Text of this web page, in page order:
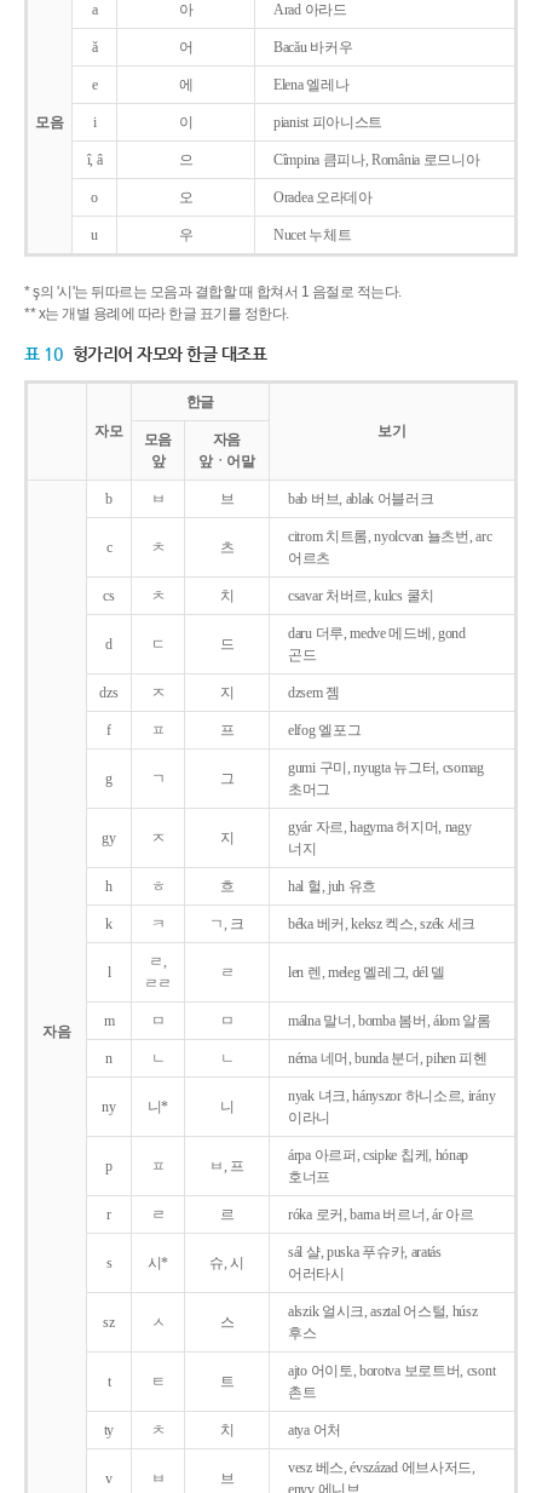
모음
a 아 Arad 아라드
ǎ 어 Bacǎu 바커우
e 에 Elena 엘레나
i 이 pianist 피아니스트
î, â 으 Cîmpina 큼피나, România 로므니아
o 오 Oradea 오라데아
u 우 Nucet 누체트
* ş의 '시'는 뒤따르는 모음과 결합할 때 합쳐서 1 음절로 적는다.
** x는 개별 용례에 따라 한글 표기를 정한다.
표 10 헝가리어 자모와 한글 대조표
자모
한글
보기
모음
앞
자음
앞ㆍ어말
자음
b ㅂ 브 bab 버브, ablak 어블러크
c ㅊ 츠
citrom 치트롬, nyolcvan 뇰츠번, arc
어르츠
cs ㅊ 치 csavar 처버르, kulcs 쿨치
d ㄷ 드
daru 더루, medve 메드베, gond
곤드
dzs ㅈ 지 dzsem 젬
f ㅍ 프 elfog 엘포그
g ㄱ 그
gumi 구미, nyugta 뉴그터, csomag
초머그
gy ㅈ 지
gyár 자르, hagyma 허지머, nagy
너지
h ㅎ 흐 hal 헐, juh 유흐
k ㅋ ㄱ, 크 béka 베커, keksz 켁스, szék 세크
l
ㄹ,
ㄹㄹ
ㄹ len 렌, meleg 멜레그, dél 델
m ㅁ ㅁ málna 말너, bomba 봄버, álom 알롬
n ㄴ ㄴ néma 네머, bunda 분더, pihen 피헨
ny 니* 니
nyak 녀크, hányszor 하니소르, irány
이라니
p ㅍ ㅂ, 프
árpa 아르퍼, csipke 칩케, hónap
호너프
r ㄹ 르 róka 로커, barna 버르너, ár 아르
s 시* 슈, 시
sál 샬, puska 푸슈카, aratás
어러타시
sz ㅅ 스
alszik 얼시크, asztal 어스털, húsz
후스
t ㅌ 트
ajto 어이토, borotva 보로트버, csont
촌트
ty ㅊ 치 atya 어처
v ㅂ 브
vesz 베스, évszázad 에브사저드,
enyv 에니브